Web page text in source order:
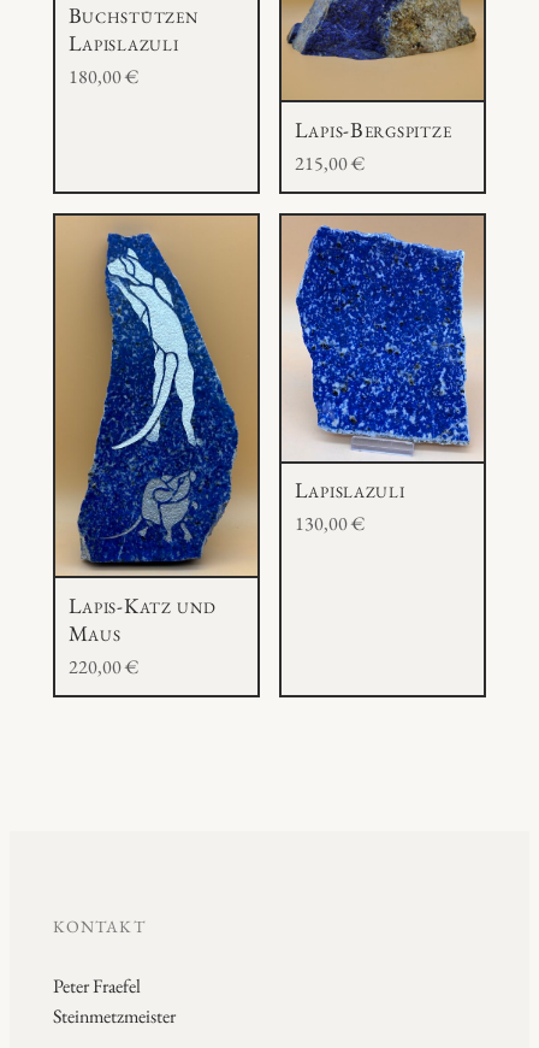
Buchstützen
Lapislazuli
180,00€
Lapis-Bergspitze
215,00€
Lapis-Katz und
Maus
220,00€
Lapislazuli
130,00€
KONTAKT
Peter Fraefel
Steinmetzmeister